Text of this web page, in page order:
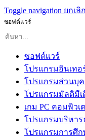
Toggle navigation ยกเลิก
ซอฟต์แวร์
ซอฟต์แวร์
โปรแกรมอินเทอ
โปรแกรมส่วนบุ
โปรแกรมมัลติมีเ
เกม PC คอมพิวเ
โปรแกรมบริหาร
โปรแกรมการศึก